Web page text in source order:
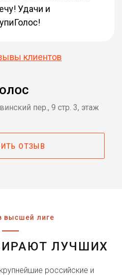
Удачи и
клиентов
пер., 9 стр. 3, этаж
ОТЗЫВ
высшей лиге
ЛУЧШИХ
российские и